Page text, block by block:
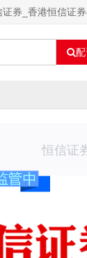
券_香港恒信证
恒信证